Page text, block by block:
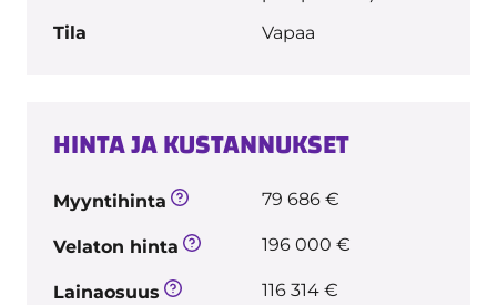
Tila
Vapaa
HINTA JA KUSTANNUKSET
Myyntihinta 79 686 €
Velaton hinta 196 000 €
Lainaosuus 116 314 €